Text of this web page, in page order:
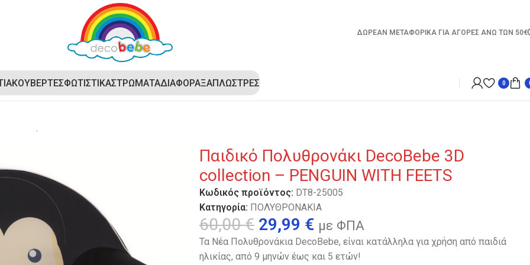
ΔΩΡΕΑΝ ΜΕΤΑΦΟΡΙΚΑ ΓΙΑ ΑΓΟΡΕΣ ΑΝΩ ΤΩΝ 50€
ΚΟΥΒΕΡΤΕΣΦΩΤΙΣΤΙΚΑΣΤΡΩΜΑΤΑΔΙΑΦΟΡΑΞΑΠΛΩΣΤΡΕΣ 0
Παιδικό Πολυθρονάκι DecoBebe 3D
collection – PENGUIN WITH FEETS
Κωδικός προϊόντος: DT8-25005
Κατηγορία: ΠΟΛΥΘΡΟΝΑΚΙΑ
60,00€ 29,99 € με ΦΠΑ
Τα Νέα Πολυθρονάκια DecoBebe, είναι κατάλληλα για χρήση από παιδιά
ηλικίας, από 9 μηνών έως και 5 ετών!